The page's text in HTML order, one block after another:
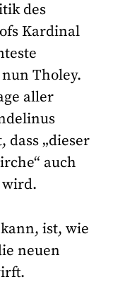
des
Kardinal
Tholey.
aller
„dieser
auch
ist, wie
neuen